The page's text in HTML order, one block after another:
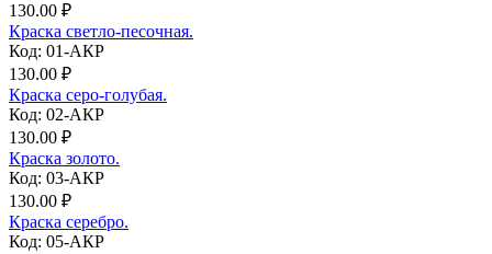
130.00 ₽
Краска светло-песочная.
Код: 01-АКР
130.00 ₽
Краска серо-голубая.
Код: 02-АКР
130.00 ₽
Краска золото.
Код: 03-АКР
130.00 ₽
Краска серебро.
Код: 05-АКР